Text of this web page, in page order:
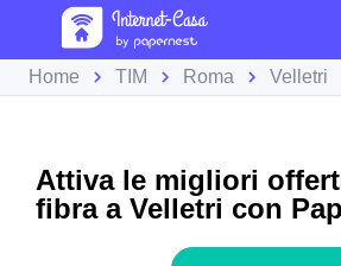
Home TIM Roma Velletri